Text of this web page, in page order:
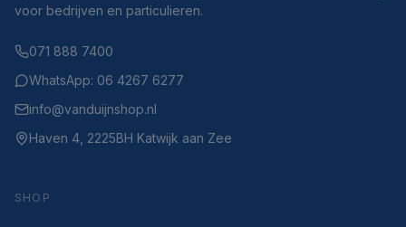
voor bedrijven en particulieren.
071 888 7400
WhatsApp: 06 4267 6277
info@vanduijnshop.nl
Haven 4, 2225BH Katwijk aan Zee
SHOP